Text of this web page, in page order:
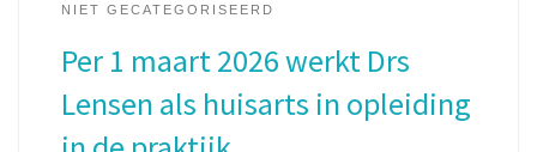
NIET GECATEGORISEERD
Per 1 maart 2026 werkt Drs
Lensen als huisarts in opleiding